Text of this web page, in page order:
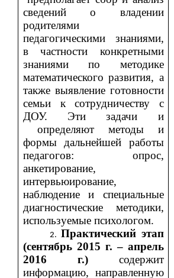
сведений о владении
родителями
педагогическими знаниями,
в частности конкретными
знаниями по методике
математического развития, а
также выявление готовности
семьи к сотрудничеству с
ДОУ. Эти задачи и
определяют методы и
формы дальнейшей работы
педагогов: опрос,
анкетирование,
интервьюирование,
наблюдение и специальные
диагностические методики,
используемые психологом.
Практический этап
(сентябрь 2015 г. – апрель
2016 г.)содержит
информацию, направленную